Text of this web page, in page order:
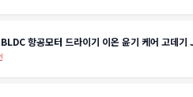
항공모터 드라이기 이온 윤기 케어 고데기